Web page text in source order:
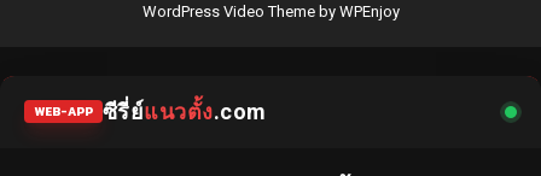
WordPress Video Themeby WPEnjoy
WEB-APP ซีรี่ย์แนวตั้ง.com